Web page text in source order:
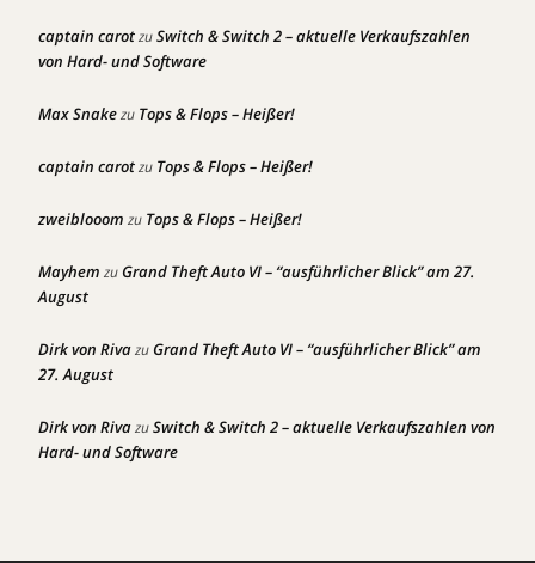
captain carotzuSwitch & Switch 2 – aktuelle Verkaufszahlen
von Hard- und Software
Max Snakezu Tops & Flops – Heißer!
captain carotzu Tops & Flops – Heißer!
zweiblooom zu Tops & Flops – Heißer!
Mayhem zuGrand Theft Auto VI – “ausführlicher Blick” am 27.
August
Dirk von RivazuGrand Theft Auto VI – “ausführlicher Blick” am
27. August
Dirk von RivazuSwitch & Switch 2 – aktuelle Verkaufszahlen von
Hard- und Software